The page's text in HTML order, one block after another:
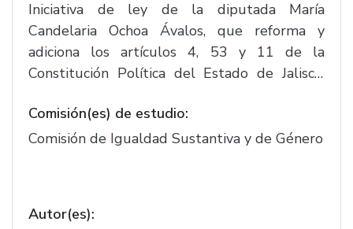
Iniciativa de ley de la diputada María
Candelaria Ochoa Ávalos, que reforma y
adiciona los artículos 4, 53 y 11 de la
Constitución Política del Estado de Jalisco.
Comisión(es) de estudio:
Comisión de Igualdad Sustantiva y de Género
Autor(es):